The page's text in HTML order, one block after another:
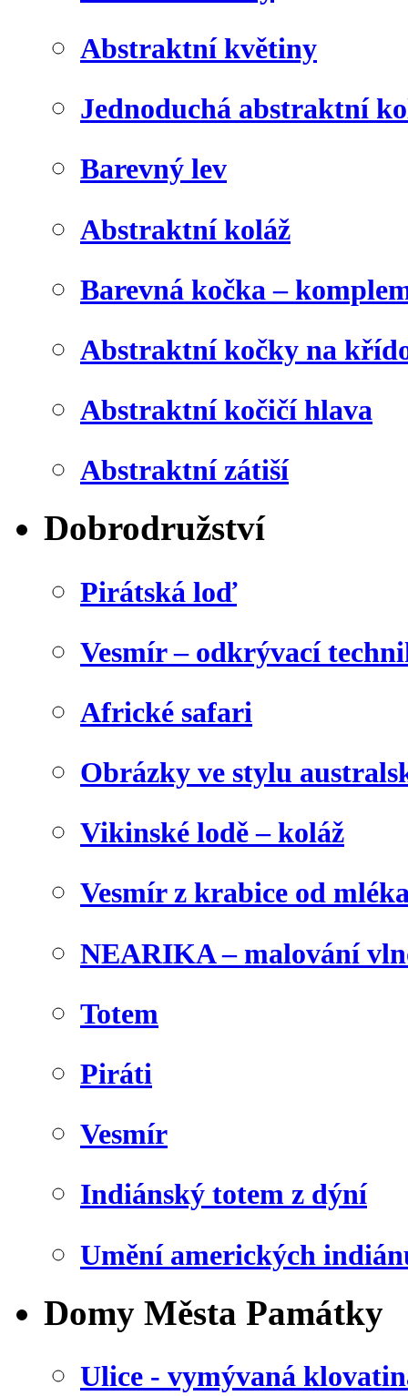
Abstraktní květiny
Jednoduchá abstraktní
Barevný lev
Abstraktní koláž
Barevná kočka –
Abstraktní kočky na
Abstraktní kočičí hlava
Abstraktní zátiší
Dobrodružství
Pirátská loď
Vesmír – odkrývací
Africké safari
Obrázky ve stylu
Vikinské lodě – koláž
Vesmír z krabice od
NEARIKA – malování
Totem
Piráti
Vesmír
Indiánský totem z dýní
Umění amerických
Domy Města Památky
Ulice - vymývaná